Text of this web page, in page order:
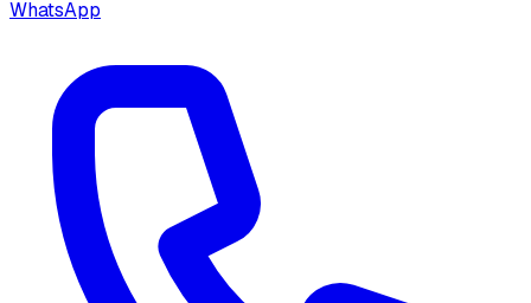
WhatsApp